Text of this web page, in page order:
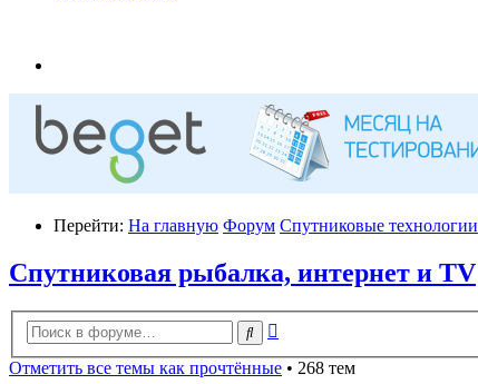
Перейти: На главную Форум Спутниковые технологии
Спутниковая рыбалка, интернет и TV
Поиск
Отметить все темы как прочтённые • 268 тем